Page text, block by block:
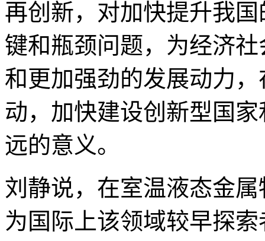
再创新，对加快提升我
键和瓶颈问题，为经济
和更加强劲的发展动力
动，加快建设创新型国
远的意义。
刘静说，在室温液态金
为国际上该领域较早探